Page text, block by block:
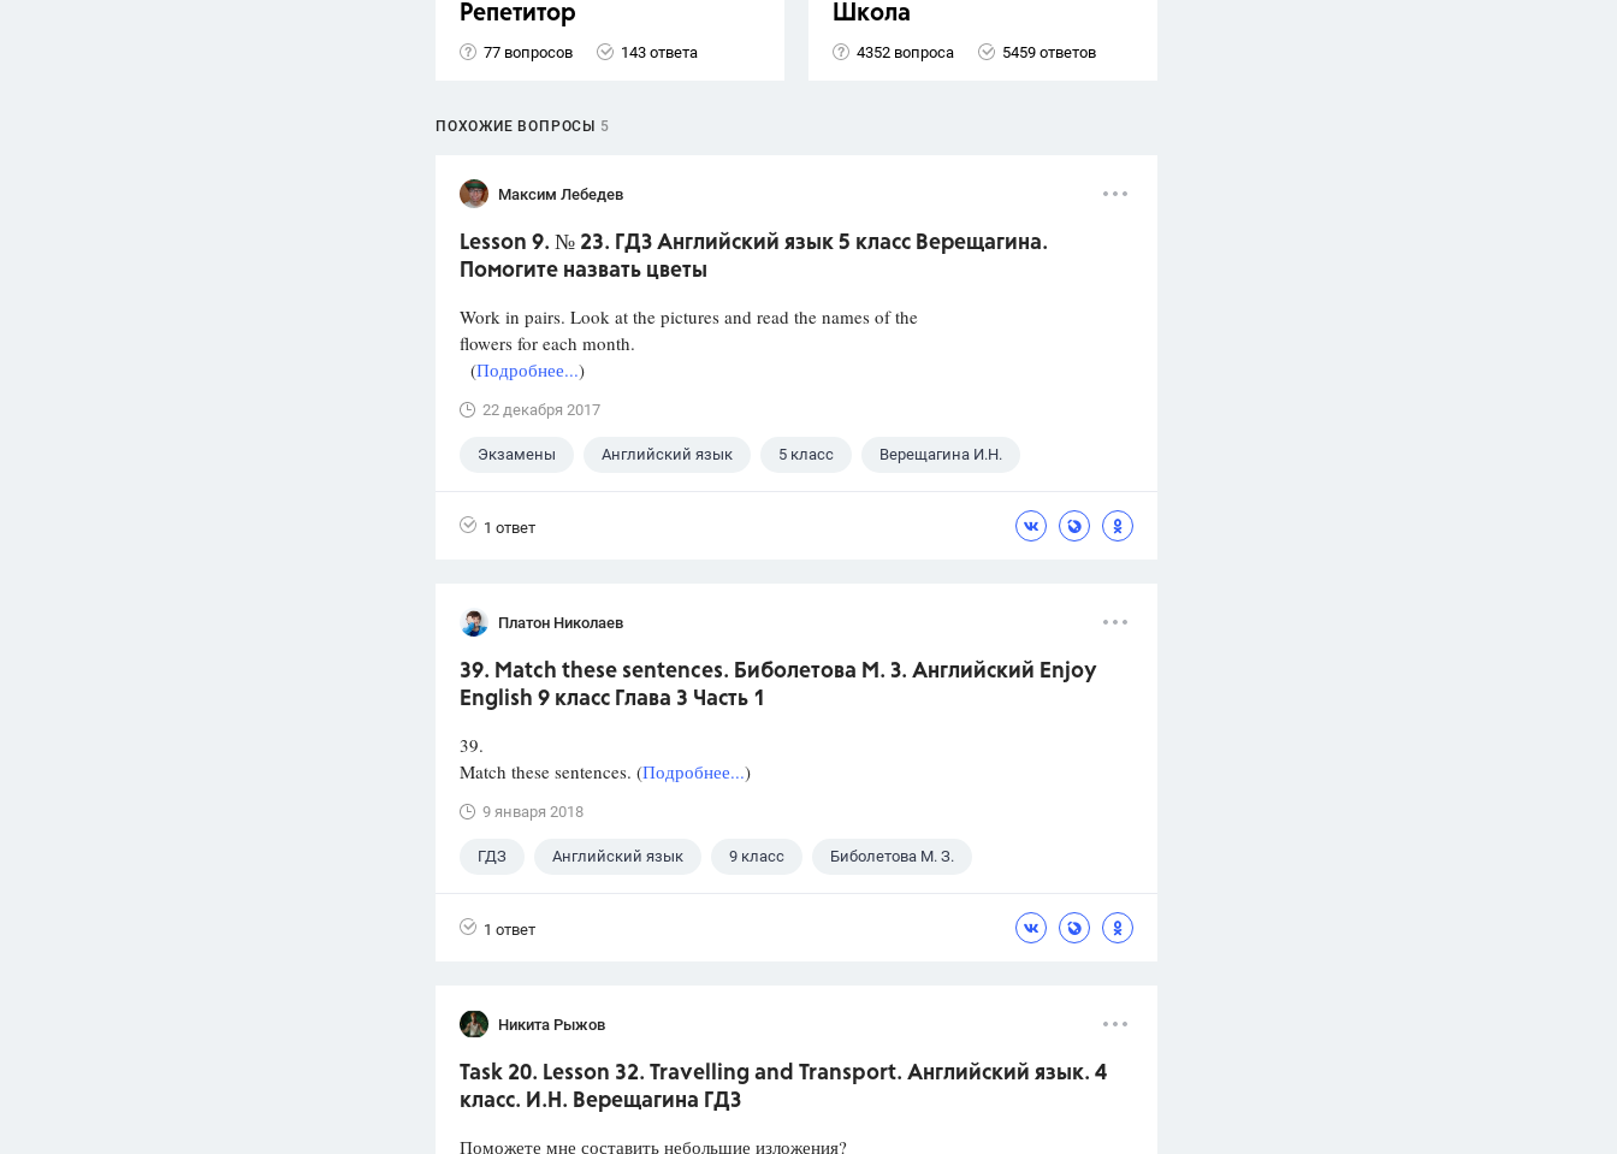
Репетитор
77 вопросов 143 ответа
Школа
4352 вопроса 5459 ответов
ПОХОЖИЕ ВОПРОСЫ 5
Максим Лебедев
Lesson 9. № 23. ГДЗ Английский язык 5 класс Верещагина.
Помогите назвать цветы
Work in pairs. Look at the pictures and read the names of the
flowers for each month.
(Подробнее...)
22 декабря 2017
Экзамены Английский язык 5 класс Верещагина И.Н.
1 ответ
Платон Николаев
39. Match these sentences. Биболетова М. З. Английский Enjoy
English 9 класс Глава 3 Часть 1
39.
Match these sentences. (Подробнее...)
9 января 2018
ГДЗ Английский язык 9 класс Биболетова М. З.
1 ответ
Никита Рыжов
Task 20. Lesson 32. Travelling and Transport. Английский язык. 4
класс. И.Н. Верещагина ГДЗ
Поможете мне составить небольшие изложения?